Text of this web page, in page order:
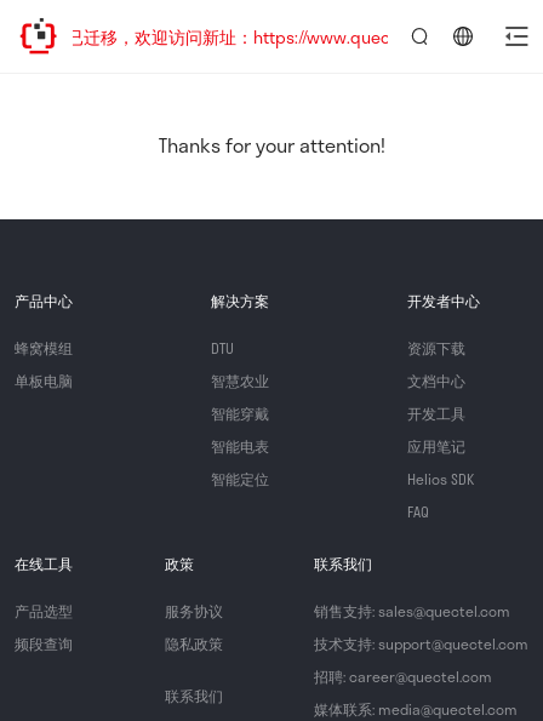
站地址已迁移，欢迎访问新址：https://www.quectel.com.cn
Thanks for your attention!
产品中心
蜂窝模组
单板电脑
解决方案
DTU
智慧农业
智能穿戴
智能电表
智能定位
开发者中心
资源下载
文档中心
开发工具
应用笔记
Helios SDK
FAQ
在线工具
产品选型
频段查询
政策
服务协议
隐私政策
联系我们
联系我们
销售支持: sales@quectel.com
技术支持: support@quectel.com
招聘: career@quectel.com
媒体联系: media@quectel.com